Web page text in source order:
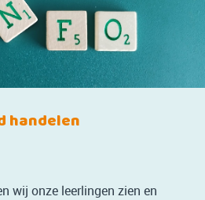
handelen
wij onze leerlingen zien en